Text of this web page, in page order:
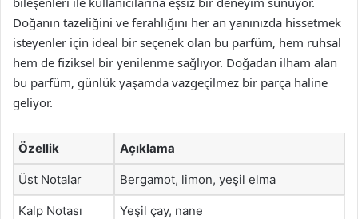
Doğanın tazeliğini ve ferahlığını her an yanınızda hissetmek
isteyenler için ideal bir seçenek olan bu parfüm, hem ruhsal
hem de fiziksel bir yenilenme sağlıyor. Doğadan ilham alan
bu parfüm, günlük yaşamda vazgeçilmez bir parça haline
geliyor.
Özellik Açıklama
Üst Notalar Bergamot, limon, yeşil elma
Kalp Notası Yeşil çay, nane